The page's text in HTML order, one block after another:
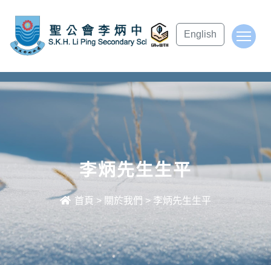
English
李炳先生生平
首頁 > 關於我們 > 李炳先生生平